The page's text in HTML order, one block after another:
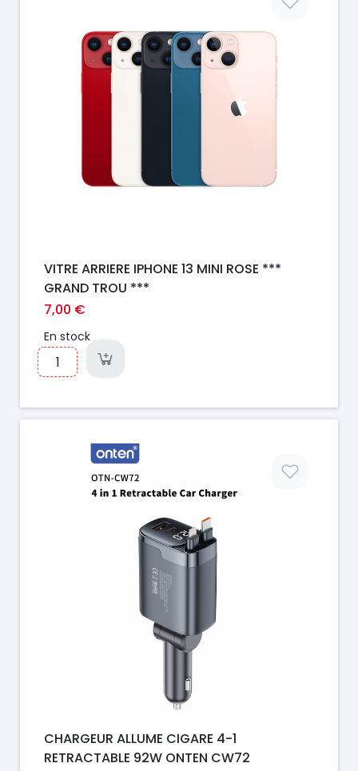
VITRE ARRIERE IPHONE 13 MINI ROSE ***
GRAND TROU ***
7,00 €
En stock
CHARGEUR ALLUME CIGARE 4-1
RETRACTABLE 92W ONTEN CW72